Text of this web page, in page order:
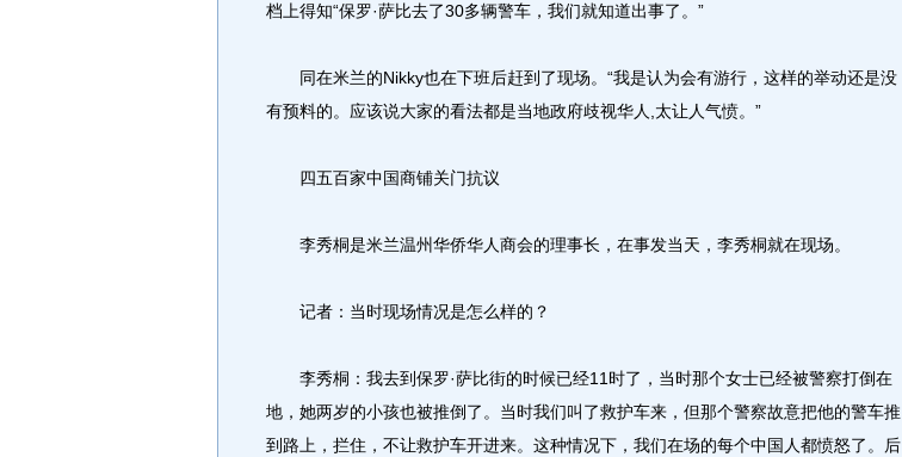
档上得知“保罗·萨比去了30多辆警车，我们就知道出事了。”
同在米兰的Nikky也在下班后赶到了现场。“我是认为会有游行，这样的举动还是没
有预料的。应该说大家的看法都是当地政府歧视华人,太让人气愤。”
四五百家中国商铺关门抗议
李秀桐是米兰温州华侨华人商会的理事长，在事发当天，李秀桐就在现场。
记者：当时现场情况是怎么样的？
李秀桐：我去到保罗·萨比街的时候已经11时了，当时那个女士已经被警察打倒在
地，她两岁的小孩也被推倒了。当时我们叫了救护车来，但那个警察故意把他的警车推
到路上，拦住，不让救护车开进来。这种情况下，我们在场的每个中国人都愤怒了。后